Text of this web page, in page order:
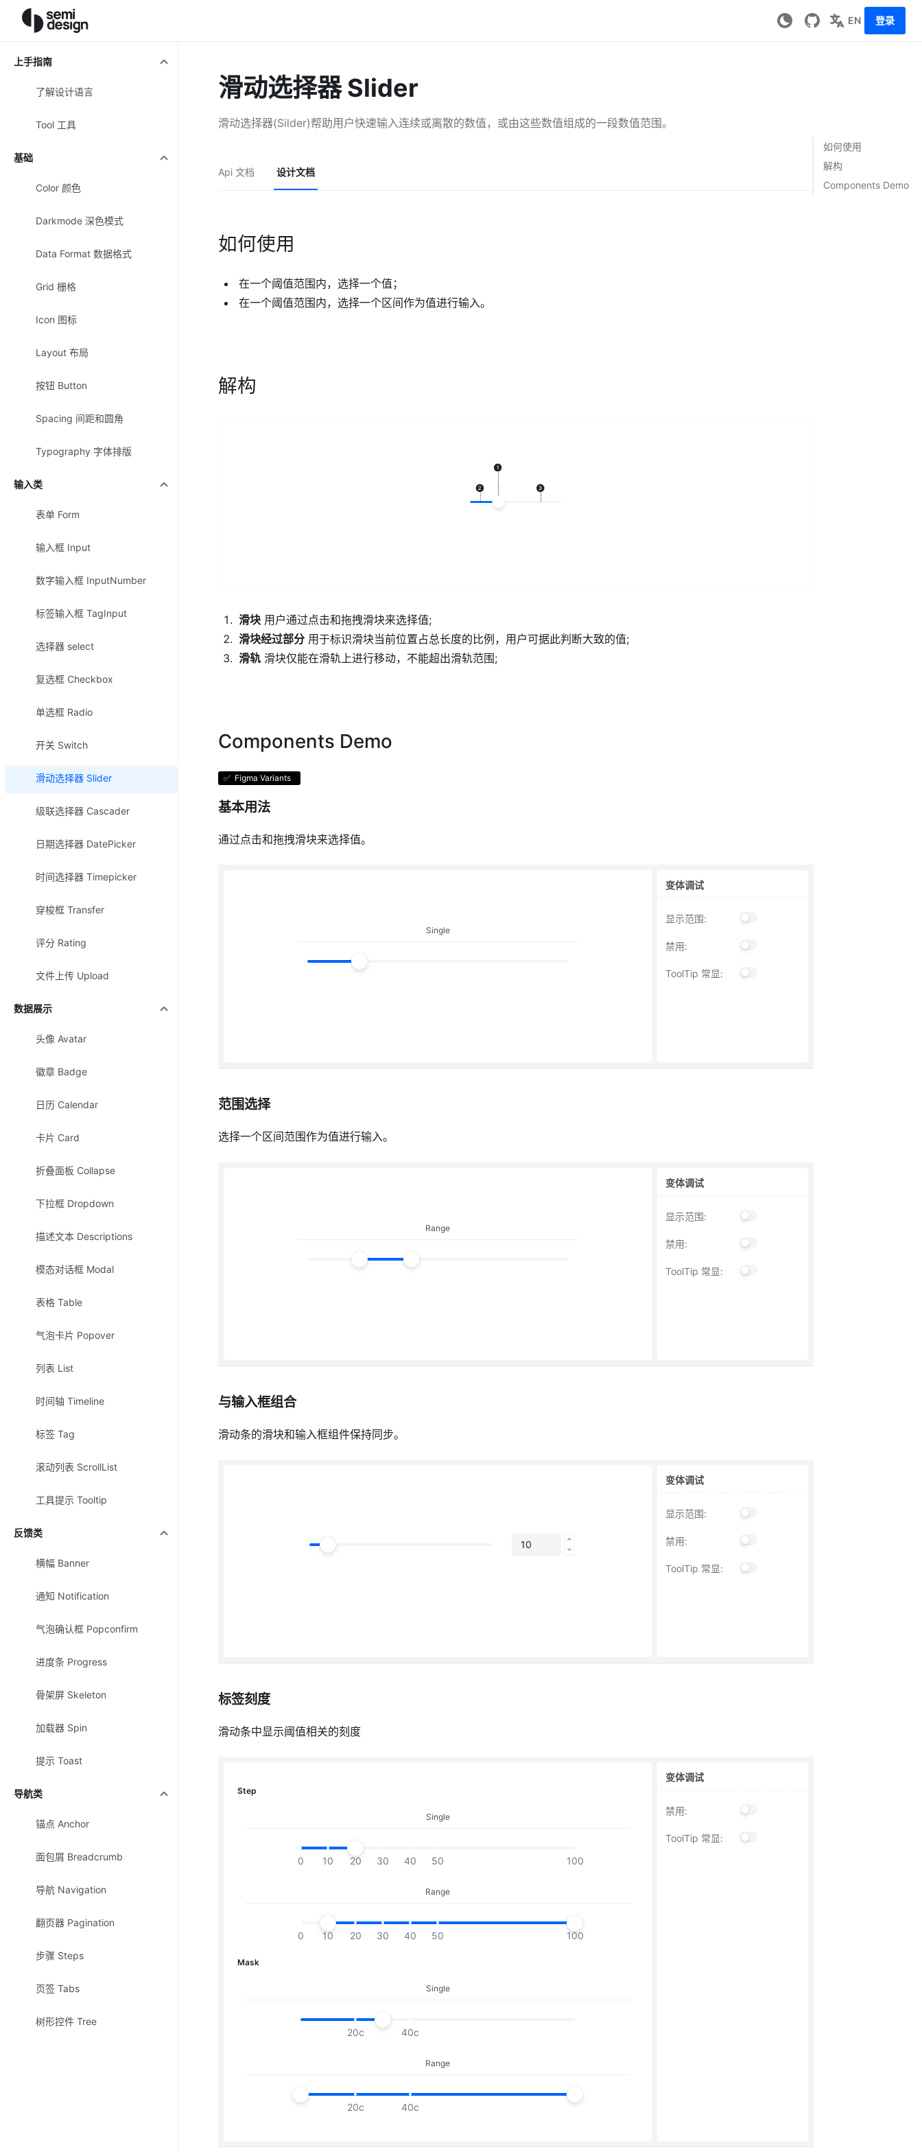
EN 登录
滑动选择器 Slider
滑动选择器(Silder)帮助用户快速输入连续或离散的数值，或由这些数值组成的一段数值范围。
Api 文档 设计文档
如何使用
解构
Components Demo
如何使用
在一个阈值范围内，选择一个值；
在一个阈值范围内，选择一个区间作为值进行输入。
解构
滑块 用户通过点击和拖拽滑块来选择值;
滑块经过部分 用于标识滑块当前位置占总长度的比例，用户可据此判断大致的值;
滑轨 滑块仅能在滑轨上进行移动，不能超出滑轨范围;
Components Demo
✅ ️ Figma Variants
基本用法
通过点击和拖拽滑块来选择值。
Single
变体调试
显示范围:
禁用:
ToolTip 常显:
范围选择
选择一个区间范围作为值进行输入。
Range
变体调试
显示范围:
禁用:
ToolTip 常显:
与输入框组合
滑动条的滑块和输入框组件保持同步。
变体调试
显示范围:
禁用:
ToolTip 常显:
标签刻度
滑动条中显示阈值相关的刻度
Step
Single
0 10 20 30 40 50 100
Range
0 10 20 30 40 50 100
Mask
Single
20c 40c
Range
20c 40c
变体调试
禁用:
ToolTip 常显:
上手指南
了解设计语言
Tool 工具
基础
Color 颜色
Darkmode 深色模式
Data Format 数据格式
Grid 栅格
Icon 图标
Layout 布局
按钮 Button
Spacing 间距和圆角
Typography 字体排版
输入类
表单 Form
输入框 Input
数字输入框 InputNumber
标签输入框 TagInput
选择器 select
复选框 Checkbox
单选框 Radio
开关 Switch
滑动选择器 Slider
级联选择器 Cascader
日期选择器 DatePicker
时间选择器 Timepicker
穿梭框 Transfer
评分 Rating
文件上传 Upload
数据展示
头像 Avatar
徽章 Badge
日历 Calendar
卡片 Card
折叠面板 Collapse
下拉框 Dropdown
描述文本 Descriptions
模态对话框 Modal
表格 Table
气泡卡片 Popover
列表 List
时间轴 Timeline
标签 Tag
滚动列表 ScrollList
工具提示 Tooltip
反馈类
横幅 Banner
通知 Notification
气泡确认框 Popconfirm
进度条 Progress
骨架屏 Skeleton
加载器 Spin
提示 Toast
导航类
锚点 Anchor
面包屑 Breadcrumb
导航 Navigation
翻页器 Pagination
步骤 Steps
页签 Tabs
树形控件 Tree